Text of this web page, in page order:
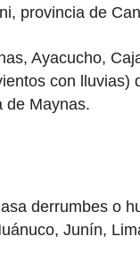
provincia de
Ayacucho,
con
de Maynas.
derrumbes o
Junín,